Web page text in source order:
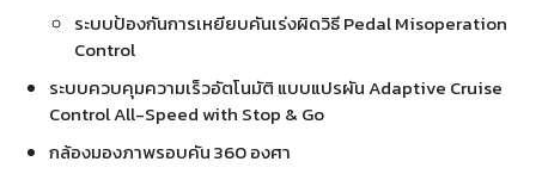
ระบบป้องกันการเหยียบคันเร่งผิดวิธี Pedal Misoperation
Control
ระบบควบคุมความเร็วอัตโนมัติ แบบแปรผัน Adaptive Cruise
Control All-Speed with Stop & Go
กล้องมองภาพรอบคัน 360 องศา